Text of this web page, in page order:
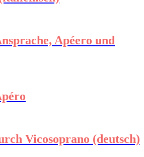
Apéero und
Vicosoprano (deutsch)